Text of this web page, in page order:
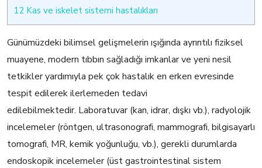
12 Kas ve iskelet sistemi hastalıkları
Günümüzdeki bilimsel gelişmelerin ışığında ayrıntılı fiziksel
muayene, modern tıbbın sağladığı imkanlar ve yeni nesil
tetkikler yardımıyla pek çok hastalık en erken evresinde
tespit edilerek ilerlemeden tedavi
edilebilmektedir. Laboratuvar (kan, idrar, dışkı vb.), radyolojik
incelemeler (röntgen, ultrasonografi, mammografi, bilgisayarlı
tomografi, MR, kemik yoğunluğu, vb.), gerekli durumlarda
endoskopik incelemeler (üst gastrointestinal sistem